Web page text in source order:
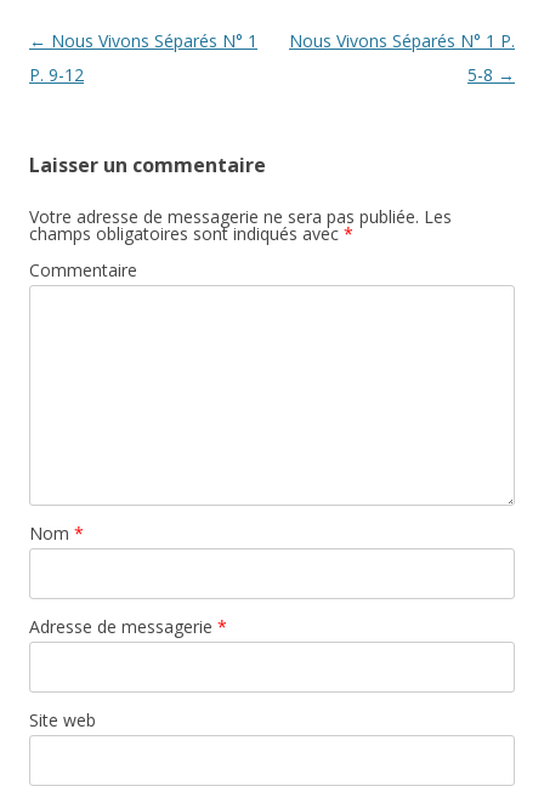
Navigation
des
← Nous Vivons Séparés N° 1
P. 9-12
Nous Vivons Séparés N° 1 P.
5-8 →
Laisser un commentaire
Votre adresse de messagerie ne sera pas publiée. Les
champs obligatoires sont indiqués avec *
Commentaire
Nom *
Adresse de messagerie *
Site web